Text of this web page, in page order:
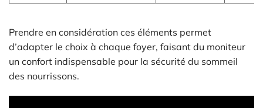
Prendre en considération ces éléments permet
d’adapter le choix à chaque foyer, faisant du moniteur
un confort indispensable pour la sécurité du sommeil
des nourrissons.